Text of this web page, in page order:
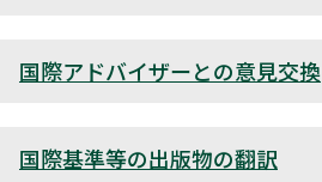
国際アドバイザーとの意見交換
国際基準等の出版物の翻訳